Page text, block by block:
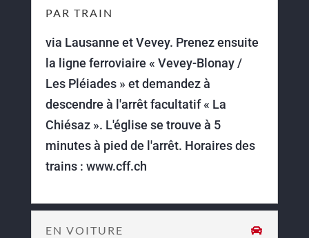
PAR TRAIN
via Lausanne et Vevey. Prenez ensuite
la ligne ferroviaire « Vevey-Blonay /
Les Pléiades » et demandez à
descendre à l'arrêt facultatif « La
Chiésaz ». L'église se trouve à 5
minutes à pied de l'arrêt. Horaires des
trains : www.cff.ch
EN VOITURE